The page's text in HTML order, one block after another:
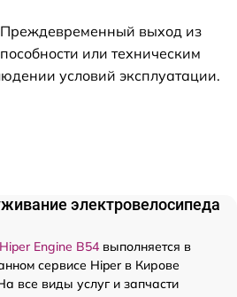
выход из
или техническим
условий эксплуатации.
электровелосипеда
Engine B54 выполняется в
сервисе Hiper в Кирове
все виды услуг и запчасти